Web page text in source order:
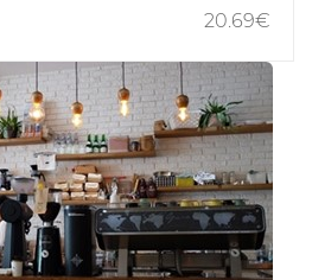
20.69€